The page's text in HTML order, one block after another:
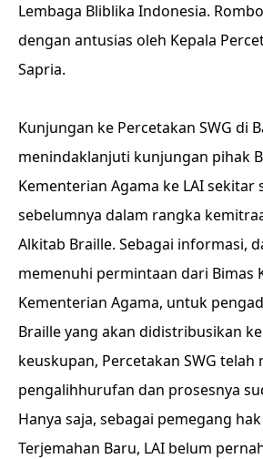
Lembaga Bliblika Indonesia.
dengan antusias oleh Kepala
Sapria.
Kunjungan ke Percetakan SWG di
menindaklanjuti kunjungan pihak
Kementerian Agama ke LAI sekitar
sebelumnya dalam rangka
Alkitab Braille. Sebagai informasi,
memenuhi permintaan dari Bimas
Kementerian Agama, untuk
Braille yang akan didistribusikan
keuskupan, Percetakan SWG telah
pengalihhurufan dan prosesnya
Hanya saja, sebagai pemegang
Terjemahan Baru, LAI belum